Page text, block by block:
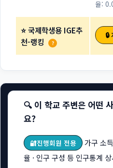
율:
⭐ 국제학생용 IGE추
천-랭킹
?
🔍 이 학교 주변은 어떤
요?
🔐진행회원 전용
가구 소
율 · 인구 구성 등 인구통계